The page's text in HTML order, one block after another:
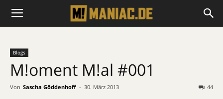
Blogs
M!oment M!al #001
Von Sascha Göddenhoff - 30. März 2013 44